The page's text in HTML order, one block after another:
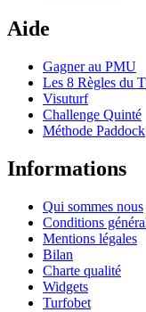
Aide
Gagner au PMU
Les 8 Règles du
Visuturf
Challenge Quinté
Méthode Paddock
Informations
Qui sommes nous
Conditions
Mentions légales
Bilan
Charte qualité
Widgets
Turfobet